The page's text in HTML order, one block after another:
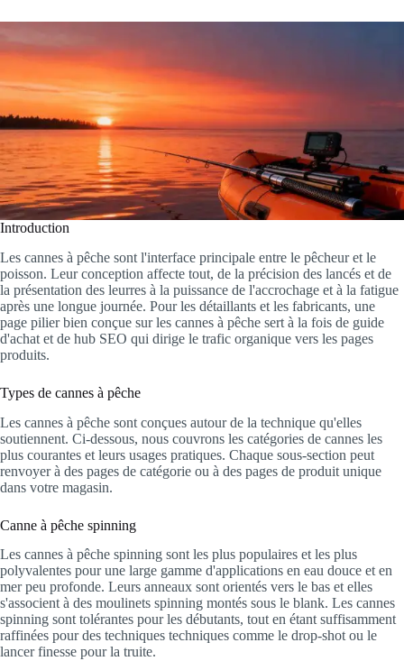
Introduction
Les cannes à pêche sont l'interface principale entre le pêcheur et le
poisson. Leur conception affecte tout, de la précision des lancés et de
la présentation des leurres à la puissance de l'accrochage et à la fatigue
après une longue journée. Pour les détaillants et les fabricants, une
page pilier bien conçue sur les cannes à pêche sert à la fois de guide
d'achat et de hub SEO qui dirige le trafic organique vers les pages
produits.
Types de cannes à pêche
Les cannes à pêche sont conçues autour de la technique qu'elles
soutiennent. Ci-dessous, nous couvrons les catégories de cannes les
plus courantes et leurs usages pratiques. Chaque sous-section peut
renvoyer à des pages de catégorie ou à des pages de produit unique
dans votre magasin.
Canne à pêche spinning
Les cannes à pêche spinning sont les plus populaires et les plus
polyvalentes pour une large gamme d'applications en eau douce et en
mer peu profonde. Leurs anneaux sont orientés vers le bas et elles
s'associent à des moulinets spinning montés sous le blank. Les cannes
spinning sont tolérantes pour les débutants, tout en étant suffisamment
raffinées pour des techniques techniques comme le drop-shot ou le
lancer finesse pour la truite.